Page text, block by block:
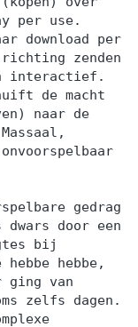
per use.
download per
zenden
interactief.
de macht
naar de
gedrag
door een
bij
hebbe,
ging van
zelfs dagen.